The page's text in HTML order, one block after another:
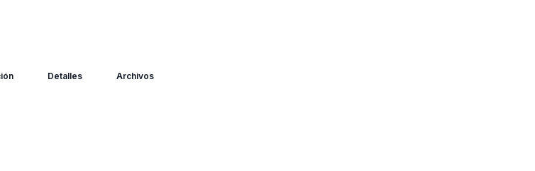
Detalles Archivos